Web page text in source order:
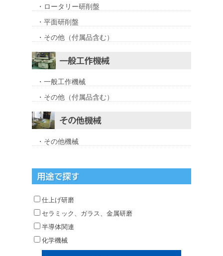
・ロータリー研削盤
・平面研削盤
・その他（付属品含む）
・一般工作機械
・その他（付属品含む）
・その他機械
仕上げ研磨
セラミック、ガラス、金属研磨
半導体関連
化学機械